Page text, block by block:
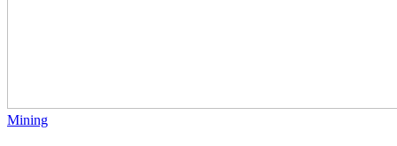
Mining